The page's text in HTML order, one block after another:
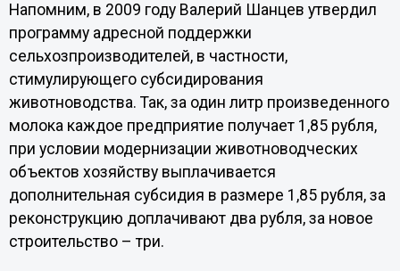
Напомним, в 2009 году Валерий Шанцев утвердил
программу адресной поддержки
сельхозпроизводителей, в частности,
стимулирующего субсидирования
животноводства. Так, за один литр произведенного
молока каждое предприятие получает 1,85 рубля,
при условии модернизации животноводческих
объектов хозяйству выплачивается
дополнительная субсидия в размере 1,85 рубля, за
реконструкцию доплачивают два рубля, за новое
строительство – три.